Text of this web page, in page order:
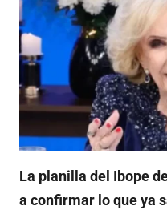
La planilla del Ibope
a confirmar lo que ya